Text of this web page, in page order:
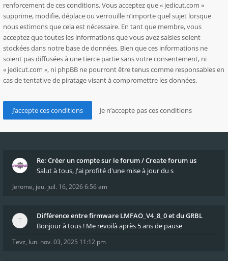
renforcement de ces conditions. Vous acceptez que « jedicut.com »
supprime, modifie, déplace ou verrouille n’importe quel sujet lorsque
nous estimons que cela est nécessaire. En tant que membre, vous
acceptez que toutes les informations que vous avez saisies soient
stockées dans notre base de données. Bien que ces informations ne
soient pas diffusées à une tierce partie sans votre consentement, ni
« jedicut.com », ni phpBB ne pourront être tenus comme responsables en
cas de tentative de piratage visant à compromettre les données.
Re: Créer un compte sur le forum / Create forum us
Salut à tous, J'ai profité d'une mise à jour du s
Jerome, jeu. juil. 16, 2026 6:56 am
Différence entre firmware LMFAO_V4_8_0 et du GRBL
Bonjour à tous ! Me revoilà après 5 ans de pause
Tevz, lun. nov. 03, 2025 11:12 pm